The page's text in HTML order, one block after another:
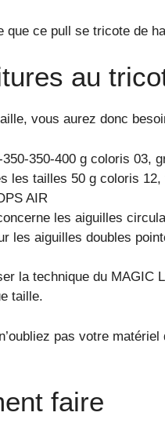
que ce pull se tricote de
au
vous aurez donc
350-350-400 g coloris 03,
les tailles 50 g coloris
AIR
les aiguilles
les aiguilles doubles
la technique du MAGIC
taille.
pas votre
faire